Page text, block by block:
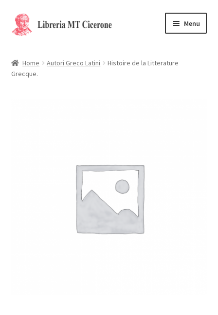
Vai
alla
Vai
al
Menu
Libri rari
Home Autori Greco Latini
Histoire de la Litterature
Grecque.